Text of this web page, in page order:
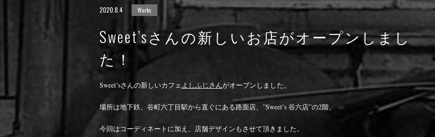
2020.8.4 Works
Sweet’sさんの新しいお店がオープンしまし
た！
Sweet’sさんの新しいカフェよしふじさんがオープンしました。
場所は地下鉄、谷町六丁目駅から直ぐにある路面店、”Sweet’s 谷六店”の2階。
今回はコーディネートに加え、店舗デザインもさせて頂きました。